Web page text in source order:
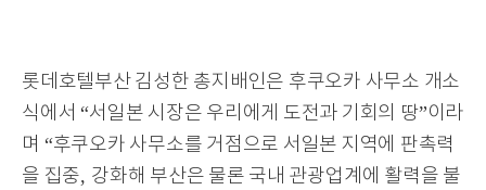
롯데호텔부산 김성한 총지배인은 후쿠오카 사무소 개소
식에서 “서일본 시장은 우리에게 도전과 기회의 땅”이라
며 “후쿠오카 사무소를 거점으로 서일본 지역에 판촉력
을 집중, 강화해 부산은 물론 국내 관광업계에 활력을 불